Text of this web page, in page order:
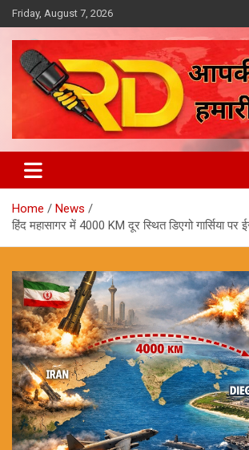
Skip
to
content
Friday, August 7, 2026
Reporter Diaries
Home
News
हिंद महासागर में 4000 KM दूर स्थित डिएगो गार्सिया पर